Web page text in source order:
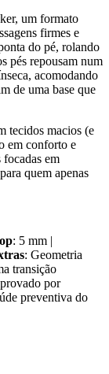
um formato
firmes e
do pé, rolando
pés repousam num
acomodando
de uma base que
tecidos macios (e
em conforto e
em
quem apenas
: 5 mm |
: Geometria
transição
por
preventiva do